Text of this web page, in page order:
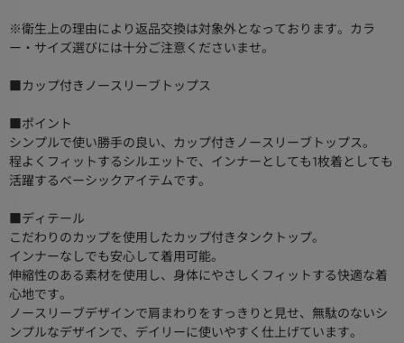
※衛生上の理由により返品交換は対象外となっております。カラ
ー・サイズ選びには十分ご注意くださいませ。
■カップ付きノースリーブトップス
■ポイント
シンプルで使い勝手の良い、カップ付きノースリーブトップス。
程よくフィットするシルエットで、インナーとしても1枚着としても
活躍するベーシックアイテムです。
■ディテール
こだわりのカップを使用したカップ付きタンクトップ。
インナーなしでも安心して着用可能。
伸縮性のある素材を使用し、身体にやさしくフィットする快適な着
心地です。
ノースリーブデザインで肩まわりをすっきりと見せ、無駄のないシ
ンプルなデザインで、デイリーに使いやすく仕上げています。